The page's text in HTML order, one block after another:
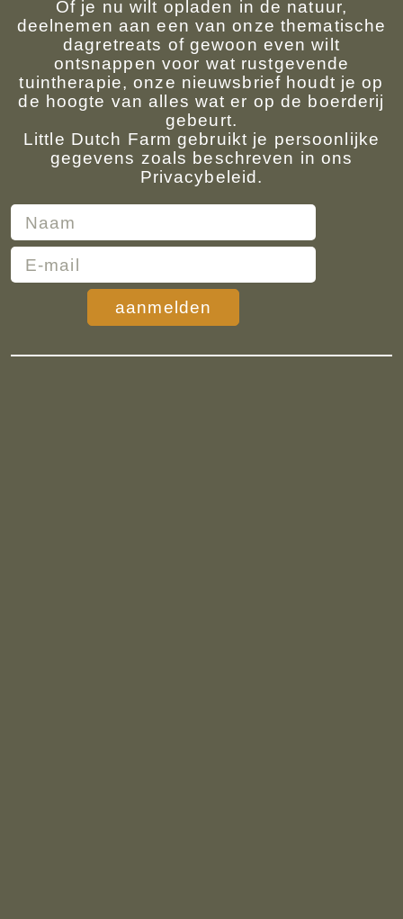
Of je nu wilt opladen in de natuur,
deelnemen aan een van onze thematische
dagretreats of gewoon even wilt
ontsnappen voor wat rustgevende
tuintherapie, onze nieuwsbrief houdt je op
de hoogte van alles wat er op de boerderij
gebeurt.
Little Dutch Farm gebruikt je persoonlijke
gegevens zoals beschreven in ons
Privacybeleid.
aanmelden